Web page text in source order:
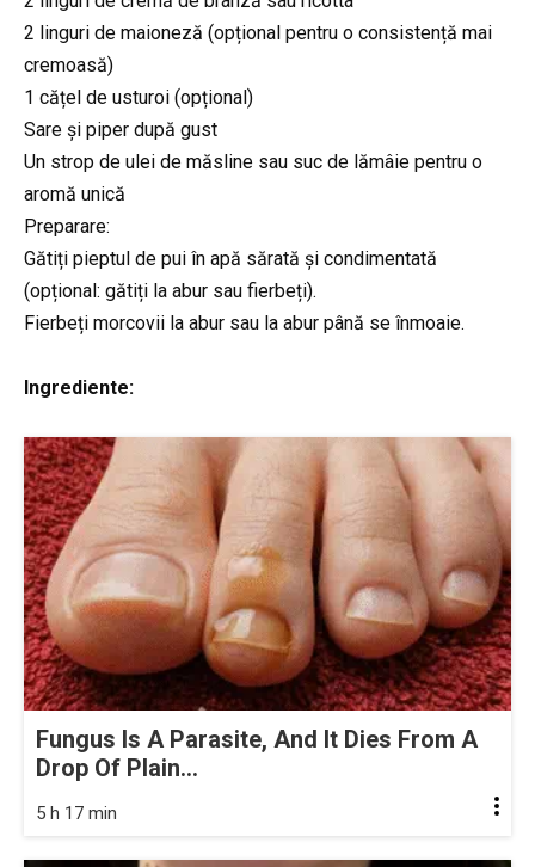
2 linguri de maioneză (opțional pentru o consistență mai
cremoasă)
1 cățel de usturoi (opțional)
Sare și piper după gust
Un strop de ulei de măsline sau suc de lămâie pentru o
aromă unică
Preparare:
Gătiți pieptul de pui în apă sărată și condimentată
(opțional: gătiți la abur sau fierbeți).
Fierbeți morcovii la abur sau la abur până se înmoaie.
Ingrediente:
Fungus Is A Parasite, And It Dies From A
Drop Of Plain...
5 h 17 min